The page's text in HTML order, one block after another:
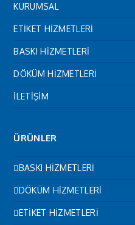
KURUMSAL
ETİKET HİZMETLERİ
BASKI HİZMETLERİ
DÖKÜM HİZMETLERİ
İLETİŞİM
ÜRÜNLER
BASKI HİZMETLERİ
DÖKÜM HİZMETLERİ
ETİKET HİZMETLERİ